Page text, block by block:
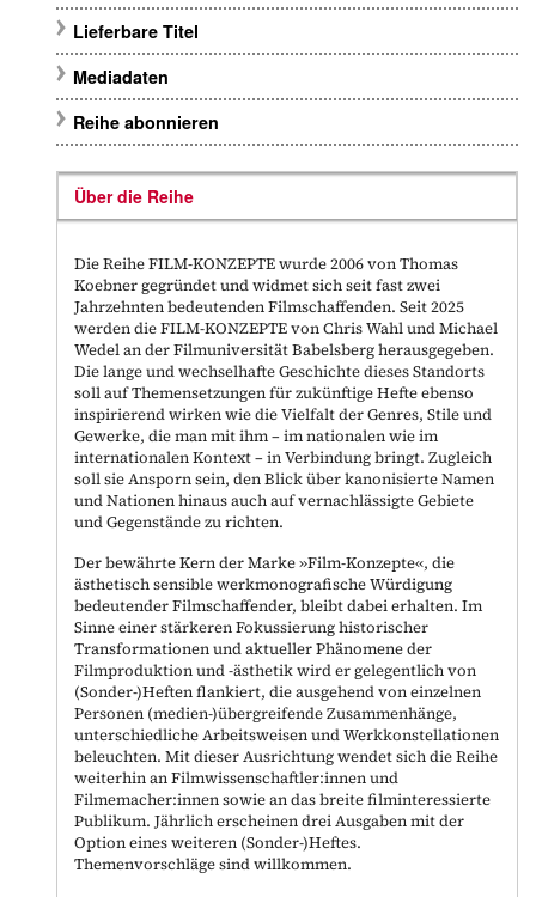
Lieferbare Titel
Mediadaten
Reihe abonnieren
Über die Reihe
Die Reihe FILM-KONZEPTE wurde 2006 von Thomas
Koebner gegründet und widmet sich seit fast zwei
Jahrzehnten bedeutenden Filmschaffenden. Seit 2025
werden die FILM-KONZEPTE von Chris Wahl und Michael
Wedel an der Filmuniversität Babelsberg herausgegeben.
Die lange und wechselhafte Geschichte dieses Standorts
soll auf Themensetzungen für zukünftige Hefte ebenso
inspirierend wirken wie die Vielfalt der Genres, Stile und
Gewerke, die man mit ihm – im nationalen wie im
internationalen Kontext – in Verbindung bringt. Zugleich
soll sie Ansporn sein, den Blick über kanonisierte Namen
und Nationen hinaus auch auf vernachlässigte Gebiete
und Gegenstände zu richten.
Der bewährte Kern der Marke »Film-Konzepte«, die
ästhetisch sensible werkmonografische Würdigung
bedeutender Filmschaffender, bleibt dabei erhalten. Im
Sinne einer stärkeren Fokussierung historischer
Transformationen und aktueller Phänomene der
Filmproduktion und -ästhetik wird er gelegentlich von
(Sonder-)Heften flankiert, die ausgehend von einzelnen
Personen (medien-)übergreifende Zusammenhänge,
unterschiedliche Arbeitsweisen und Werkkonstellationen
beleuchten. Mit dieser Ausrichtung wendet sich die Reihe
weiterhin an Filmwissenschaftler:innen und
Filmemacher:innen sowie an das breite filminteressierte
Publikum. Jährlich erscheinen drei Ausgaben mit der
Option eines weiteren (Sonder-)Heftes.
Themenvorschläge sind willkommen.